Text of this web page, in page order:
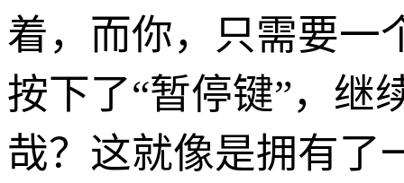
着，而你，只需要一
按下了“暂停键”，继
哉？这就像是拥有了